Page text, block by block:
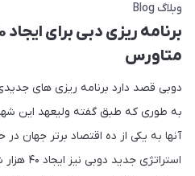
وبلاگ Blog
متاورس
دوبی قصد دارد برنامه ریزی های
آنها به یکی از ده اقتصاد برتر جهان